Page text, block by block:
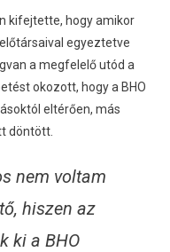
kifejtette, hogy amikor
egyeztetve
a megfelelő utód a
okozott, hogy a BHO
eltérően, más
döntött.
nem voltam
hiszen az
ki a BHO